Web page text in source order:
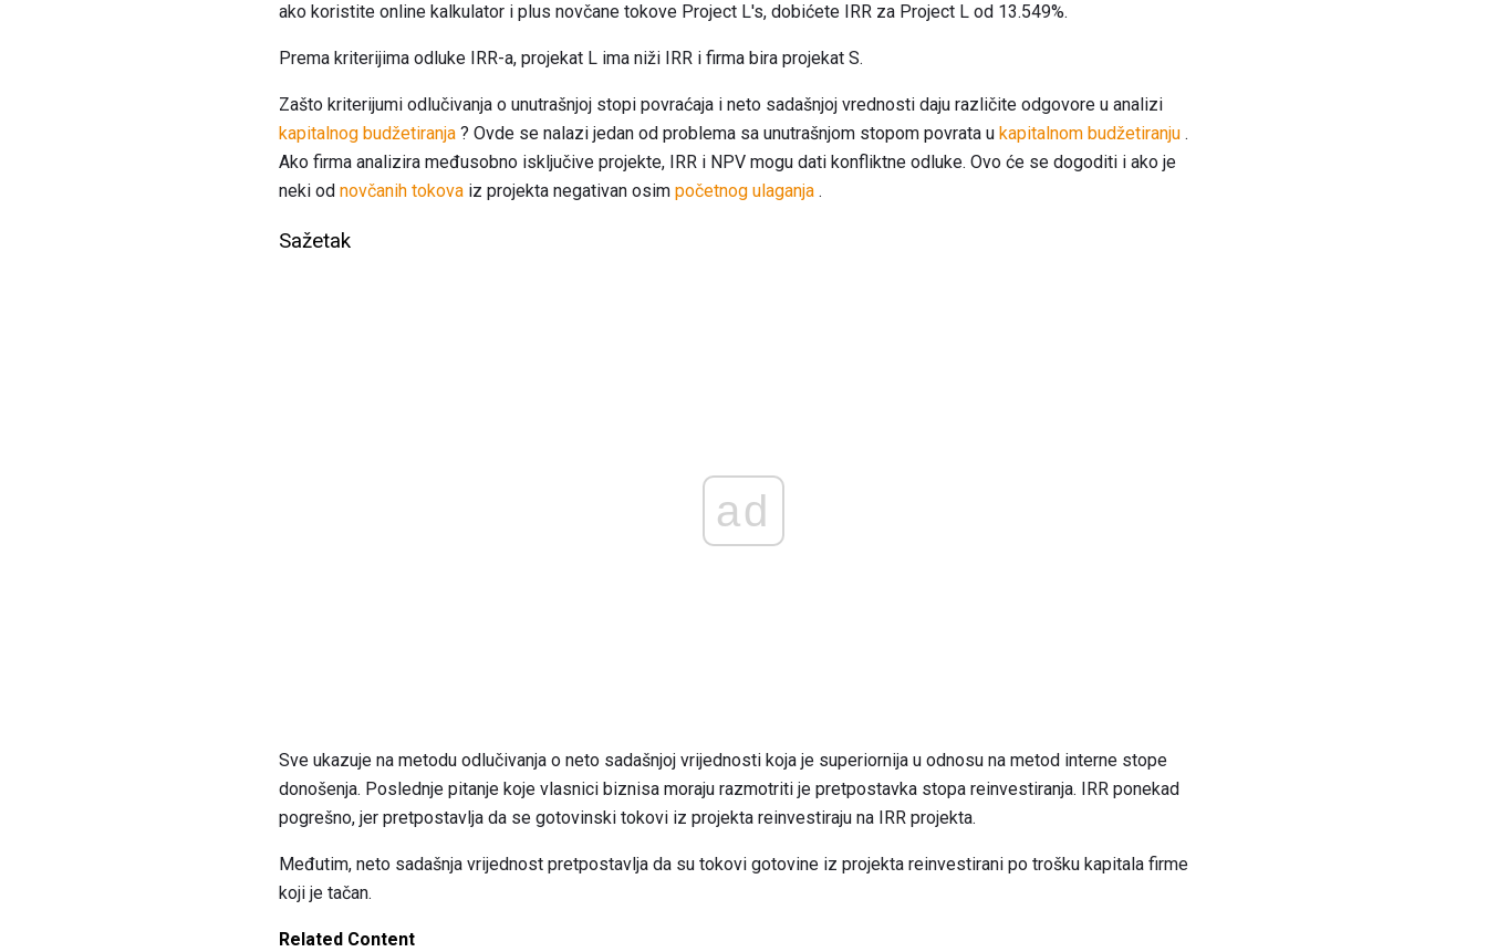
ako koristite online kalkulator i plus novčane tokove Project L's, dobićete IRR za Project L od 13.549%.
Prema kriterijima odluke IRR-a, projekat L ima niži IRR i firma bira projekat S.
Zašto kriterijumi odlučivanja o unutrašnjoj stopi povraćaja i neto sadašnjoj vrednosti daju različite odgovore u analizi
kapitalnog budžetiranja ? Ovde se nalazi jedan od problema sa unutrašnjom stopom povrata u kapitalnom budžetiranju .
Ako firma analizira međusobno isključive projekte, IRR i NPV mogu dati konfliktne odluke. Ovo će se dogoditi i ako je
neki od novčanih tokova iz projekta negativan osim početnog ulaganja .
Sažetak
ad
Sve ukazuje na metodu odlučivanja o neto sadašnjoj vrijednosti koja je superiornija u odnosu na metod interne stope
donošenja. Poslednje pitanje koje vlasnici biznisa moraju razmotriti je pretpostavka stopa reinvestiranja. IRR ponekad
pogrešno, jer pretpostavlja da se gotovinski tokovi iz projekta reinvestiraju na IRR projekta.
Međutim, neto sadašnja vrijednost pretpostavlja da su tokovi gotovine iz projekta reinvestirani po trošku kapitala firme
koji je tačan.
Related Content